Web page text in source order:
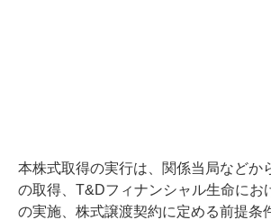
本株式取得の実行は、関係当局などか
の取得、T&Dフィナンシャル生命にお
の実施、株式譲渡契約に定める前提条